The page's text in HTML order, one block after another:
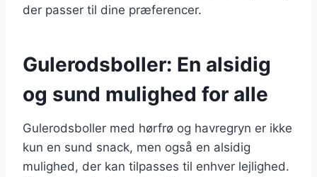
der passer til dine præferencer.
Gulerodsboller: En alsidig
og sund mulighed for alle
Gulerodsboller med hørfrø og havregryn er ikke
kun en sund snack, men også en alsidig
mulighed, der kan tilpasses til enhver lejlighed.